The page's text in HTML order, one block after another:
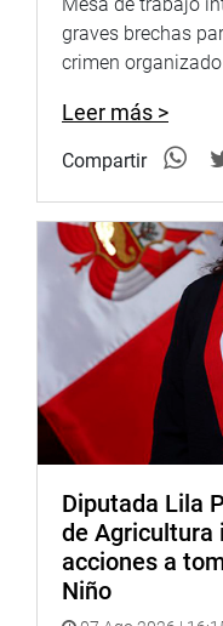
graves brechas
crimen
Leer más >
Compartir
Diputada Lila
de Agricultura
acciones a
Niño